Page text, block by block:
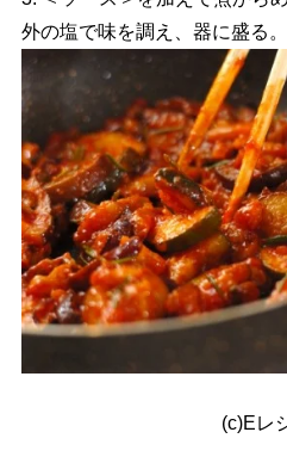
外の塩で味を調え、器に盛る。
(c)Eレ